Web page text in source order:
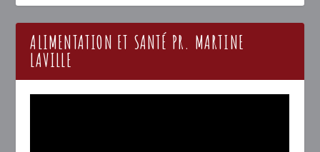
ALIMENTATION ET SANTÉ PR. MARTINE
LAVILLE